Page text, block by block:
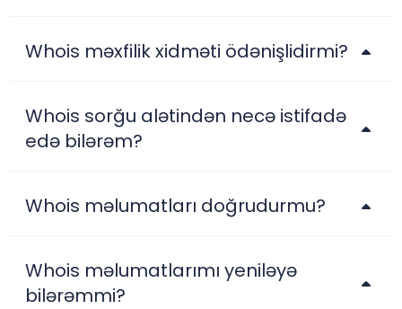
Whois məxfilik xidməti ödənişlidirmi?
Whois sorğu alətindən necə istifadə
edə bilərəm?
Whois məlumatları doğrudurmu?
Whois məlumatlarımı yeniləyə
bilərəmmi?